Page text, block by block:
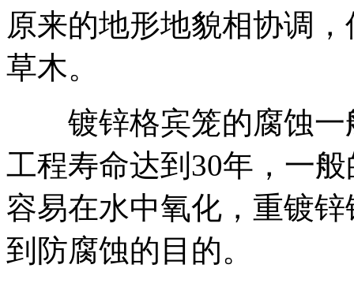
原来的地形地貌相协调
草木。
镀锌格宾笼的腐蚀一
工程寿命达到30年，一
容易在水中氧化，重镀
到防腐蚀的目的。